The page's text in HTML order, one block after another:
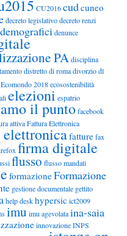
CU2016cudcuneo
decreto legislativodecreto renzi
demograficidenunce
PAdisciplina
distretto di romadivorziodl
Ecomondo 2018ecosostenibilità
elezioni espatrio
il puntofacebook
attivaFattura Elettronica
fatturefax
firma digitale
flusso flusso mandati
formazioneFormazione
gestione documentale gettito
help deskhypersic ict2009
imu imu agevolataina-saia
innovazioneINPS